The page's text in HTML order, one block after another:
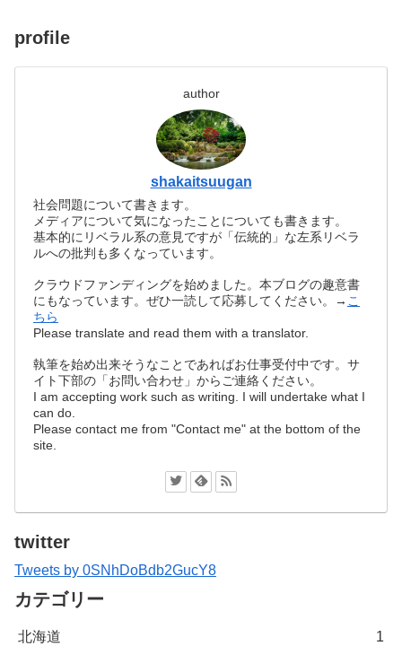
profile
author
shakaitsuugan
社会問題について書きます。
メディアについて気になったことについても書きます。
基本的にリベラル系の意見ですが「伝統的」な左系リベラ
ルへの批判も多くなっています。
クラウドファンディングを始めました。本ブログの趣意書
にもなっています。ぜひ一読して応募してください。→ こ
ちら
Please translate and read them with a translator.
執筆を始め出来そうなことであればお仕事受付中です。サ
イト下部の「お問い合わせ」からご連絡ください。
I am accepting work such as writing. I will undertake what I
can do.
Please contact me from "Contact me" at the bottom of the
site.
twitter
Tweets by 0SNhDoBdb2GucY8
カテゴリー
北海道 1